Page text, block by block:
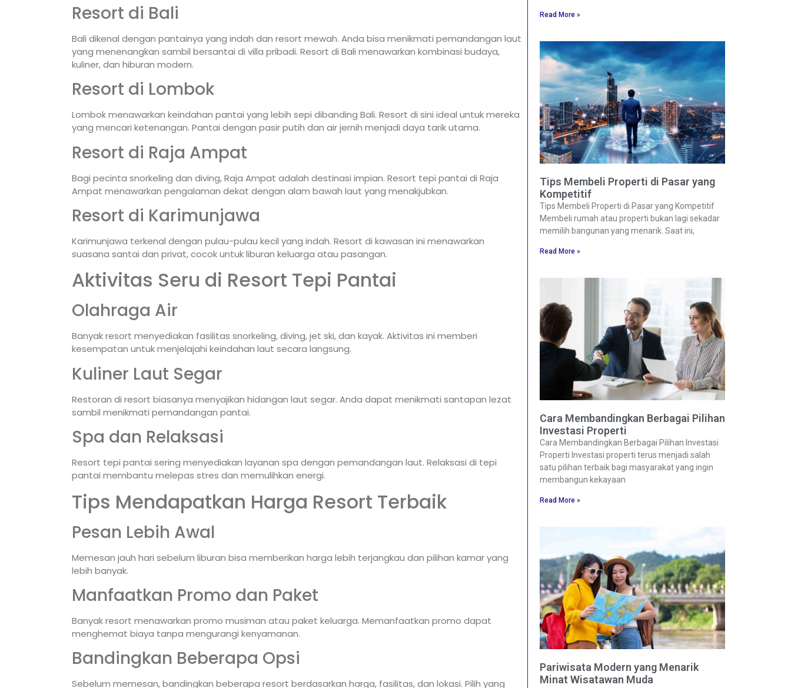
Resort di Bali
Bali dikenal dengan pantainya yang indah dan resort mewah. Anda bisa menikmati pemandangan laut
yang menenangkan sambil bersantai di villa pribadi. Resort di Bali menawarkan kombinasi budaya,
kuliner, dan hiburan modern.
Resort di Lombok
Lombok menawarkan keindahan pantai yang lebih sepi dibanding Bali. Resort di sini ideal untuk mereka
yang mencari ketenangan. Pantai dengan pasir putih dan air jernih menjadi daya tarik utama.
Resort di Raja Ampat
Bagi pecinta snorkeling dan diving, Raja Ampat adalah destinasi impian. Resort tepi pantai di Raja
Ampat menawarkan pengalaman dekat dengan alam bawah laut yang menakjubkan.
Resort di Karimunjawa
Karimunjawa terkenal dengan pulau-pulau kecil yang indah. Resort di kawasan ini menawarkan
suasana santai dan privat, cocok untuk liburan keluarga atau pasangan.
Aktivitas Seru di Resort Tepi Pantai
Olahraga Air
Banyak resort menyediakan fasilitas snorkeling, diving, jet ski, dan kayak. Aktivitas ini memberi
kesempatan untuk menjelajahi keindahan laut secara langsung.
Kuliner Laut Segar
Restoran di resort biasanya menyajikan hidangan laut segar. Anda dapat menikmati santapan lezat
sambil menikmati pemandangan pantai.
Spa dan Relaksasi
Resort tepi pantai sering menyediakan layanan spa dengan pemandangan laut. Relaksasi di tepi
pantai membantu melepas stres dan memulihkan energi.
Tips Mendapatkan Harga Resort Terbaik
Pesan Lebih Awal
Memesan jauh hari sebelum liburan bisa memberikan harga lebih terjangkau dan pilihan kamar yang
lebih banyak.
Manfaatkan Promo dan Paket
Banyak resort menawarkan promo musiman atau paket keluarga. Memanfaatkan promo dapat
menghemat biaya tanpa mengurangi kenyamanan.
Bandingkan Beberapa Opsi
Sebelum memesan, bandingkan beberapa resort berdasarkan harga, fasilitas, dan lokasi. Pilih yang
Read More »
Tips Membeli Properti di Pasar yang
Kompetitif
Tips Membeli Properti di Pasar yang Kompetitif
Membeli rumah atau properti bukan lagi sekadar
memilih bangunan yang menarik. Saat ini,
Read More »
Cara Membandingkan Berbagai Pilihan
Investasi Properti
Cara Membandingkan Berbagai Pilihan Investasi
Properti Investasi properti terus menjadi salah
satu pilihan terbaik bagi masyarakat yang ingin
membangun kekayaan
Read More »
Pariwisata Modern yang Menarik
Minat Wisatawan Muda